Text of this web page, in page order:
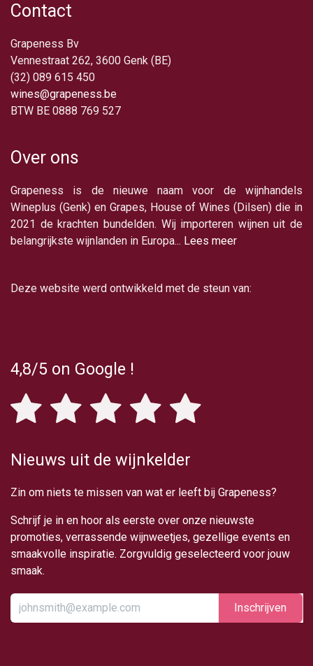
Contact
Grapeness Bv
Vennestraat 262, 3600 Genk (BE)
(32) 089 615 450
wines@grapeness.be
BTW BE 0888 769 527
Over ons
Grapeness is de nieuwe naam voor de wijnhandels
Wineplus (Genk) en Grapes, House of Wines (Dilsen) die in
2021 de krachten bundelden. Wij importeren wijnen uit de
belangrijkste wijnlanden in Europa... Lees meer
Deze website werd ontwikkeld met de steun van:
4,8/5 on Google !
Nieuws uit de wijnkelder
Zin om niets te missen van wat er leeft bij Grapeness?
Schrijf je in en hoor als eerste over onze nieuwste
promoties, verrassende wijnweetjes, gezellige events en
smaakvolle inspiratie. Zorgvuldig geselecteerd voor jouw
smaak.
Inschrijv​​​​​​​​​​en